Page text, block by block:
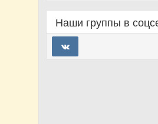
Наши группы в